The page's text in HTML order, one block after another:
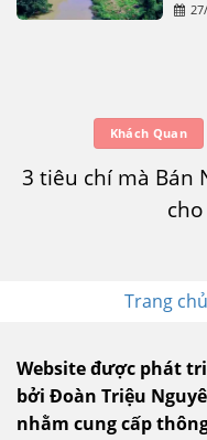
Khách Quan
3 tiêu chí mà Bán
Trang chủ
Website được phát
bởi Đoàn Triệu
nhằm cung cấp